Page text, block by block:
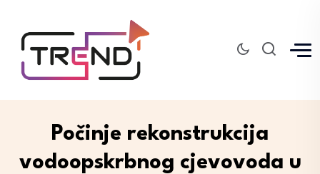
Počinje rekonstrukcija
vodoopskrbnog cjevovoda u